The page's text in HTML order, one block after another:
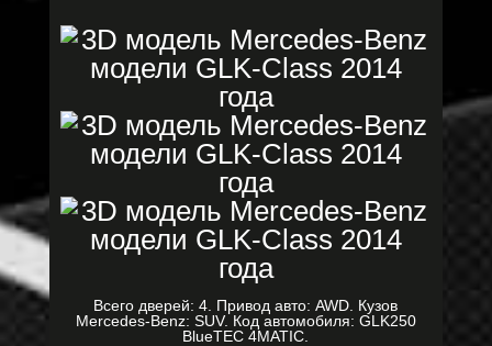
Всего дверей: 4. Привод авто: AWD. Кузов
Mercedes-Benz: SUV. Код автомобиля: GLK250
BlueTEC 4MATIC.